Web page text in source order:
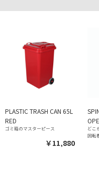
PLASTIC TRASH CAN 65L
RED
ゴミ箱のマスターピース
￥11,880
どこ
回転